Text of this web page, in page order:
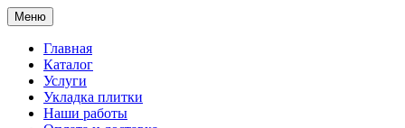
Меню
Главная
Каталог
Услуги
Укладка плитки
Наши работы